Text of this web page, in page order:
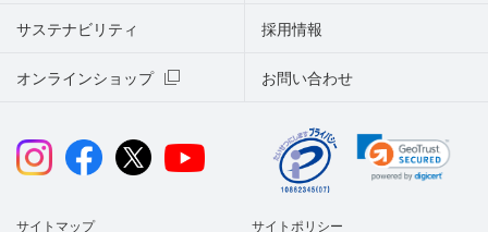
サステナビリティ
オンラインショップ お問い合わせ
採用情報
サイトマップ サイトポリシー